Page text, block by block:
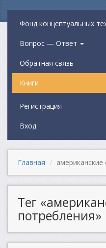
Фонд концептуальных
Вопрос — Ответ
Обратная связь
Книги
Регистрация
Вход
Главная
Тег
потребления»